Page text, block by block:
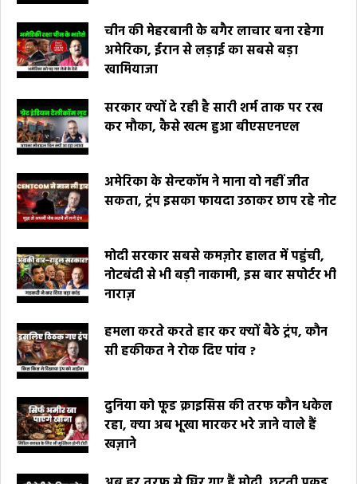
चीन की मेहरबानी के बगैर लाचार बना रहेगा
अमेरिका, ईरान से लड़ाई का सबसे बड़ा
खामियाजा
सरकार क्यों दे रही है सारी शर्म ताक पर रख
कर मौका, कैसे खत्म हुआ बीएसएनएल
अमेरिका के सेन्टकॉम ने माना वो नहीं जीत
सकता, ट्रंप इसका फायदा उठाकर छाप रहे नोट
मोदी सरकार सबसे कमज़ोर हालत में पहुंची,
नोटबंदी से भी बड़ी नाकामी, इस बार सपोर्टर भी
नाराज़
हमला करते करते हार कर क्यों बैठे ट्रंप, कौन
सी हकीकत ने रोक दिए पांव ?
दुनिया को फूड क्राइसिस की तरफ कौन धकेल
रहा, क्या अब भूखा मारकर भरे जाने वाले हैं
खज़ाने